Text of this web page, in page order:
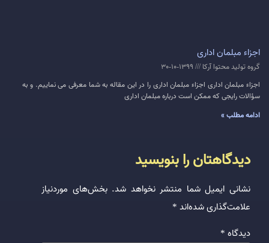
اجزاء مبلمان اداری
گروه تولید محتوا آرکا
اجزاء مبلمان اداری اجزاء مبلمان اداری را در این مقاله به شما معرفی می نماییم. و به
سؤالات رایجی که ممکن است درباره مبلمان اداری
ادامه مطلب »
دیدگاهتان را بنویسید
نشانی ایمیل شما منتشر نخواهد شد. بخش‌های موردنیاز
علامت‌گذاری شده‌اند *
دیدگاه *